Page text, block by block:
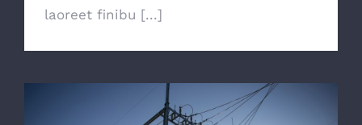
laoreet finibu [...]